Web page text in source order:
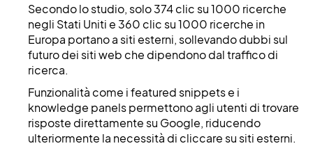
Secondo lo studio, solo 374 clic su 1000 ricerche
negli Stati Uniti e 360 clic su 1000 ricerche in
Europa portano a siti esterni, sollevando dubbi sul
futuro dei siti web che dipendono dal traffico di
ricerca.
Funzionalità come i featured snippets e i
knowledge panels permettono agli utenti di trovare
risposte direttamente su Google, riducendo
ulteriormente la necessità di cliccare su siti esterni.